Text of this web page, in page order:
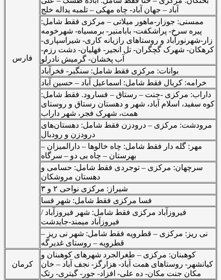
فارس
آباد – جهان آباد- چاه مهکی – تلمبه یداله خلج
ممسنی: جوزار-ماهور میلاتی – مرکزی فقط شامل:
پیره سرخ- پراشکفت- بابامنیر- برمسیاه- شهرخومه
زار-شهرنورآباد و روستاهای رازیانه کاری- شیراسپاری-
کرهکان- شهرک گچگران- تل انجیر- فهلیان- دشت رزم-
آب پخشان- گرمیش نادرلو
بوانات: مرکزی فقط شامل: سنگبر- فخرآباد
خرامه: کربال فقط شامل: اسماعیل آباد – حسین آباد
داراب: مرکزی -جنت – رستاق – فسارود. فقط شامل:
کوه سفید، اسلام آباد، شهر و دهستان رستاق و روستای
همت، شهرک فجر، شهر داراب
مرودشت: مرکزی – درودزن فقط شامل: دهستان‌های
درودزن و رودبال
مهر: گله دار فقط شامل: چاه خالوها – دارالمیزان –
بهرستان – چاه بی دو – سرگاه
سرچهان: مرکزی – توجردی فقط شامل: حسامی و
دهستان مروشکان
شیراز: مرکزی نواحی ۲ و ۳
فسا مرکزی فقط شامل: شهر فسا
فیروزآباد مرکزی فقط شامل: شهر فیروزآباد /
فیروزآباد میمند-جایدشت
نی ریز: مرکزی – قطرویه فقط شامل: شهر نی ریز –
قطرویه – روستای غدیرگه
کرمان
کوهبنان: مرکزی – طغرالجرد شهرهای کوهبنان و
کیانشهر- روستاهای همت آباد- هزارگز- نجف آباد – خان
مکان جنت مکان- ده علی- افزاد- جور- گیتری- رتک